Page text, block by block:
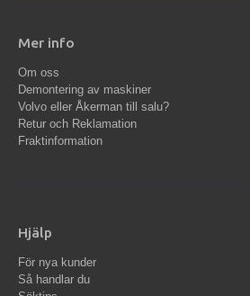
Mer info
Om oss
Demontering av maskiner
Volvo eller Åkerman till salu?
Retur och Reklamation
Fraktinformation
Hjälp
För nya kunder
Så handlar du